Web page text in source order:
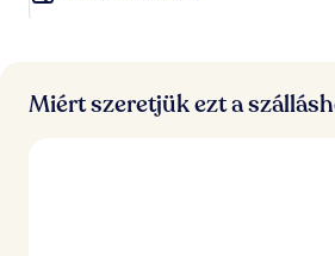
r
Miért szeretjük ezt a